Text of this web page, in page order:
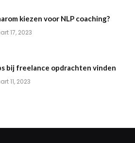
kiezen voor NLP coaching?
17, 2023
bij freelance opdrachten vinden
11, 2023